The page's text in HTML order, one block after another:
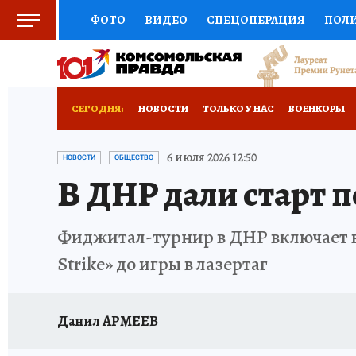
ФОТО ВИДЕО СПЕЦОПЕРАЦИЯ
СОЦПОДДЕРЖКА НАУКА СПОРТ
РАДИО КП
СЕГОДНЯ: НОВОСТИ ТОЛЬКО У НАС ВОЕНКОРЫ
НОВОРОССИЯ АФИША
НОВОСТИ ОБЩЕСТВО 6 июля 2026 12:50
В ДНР дали старт
Фиджитал-турнир в ДНР включает
Strike» до игры в лазертаг
Данил АРМЕЕВ